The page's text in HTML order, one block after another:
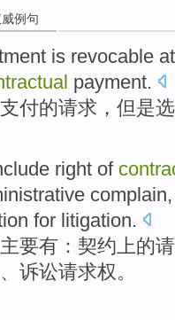
例句
is revocable
payment.
支付的请求 ，但是
right of
for litigation.
主要有： 契约上的
、 诉讼请求权。